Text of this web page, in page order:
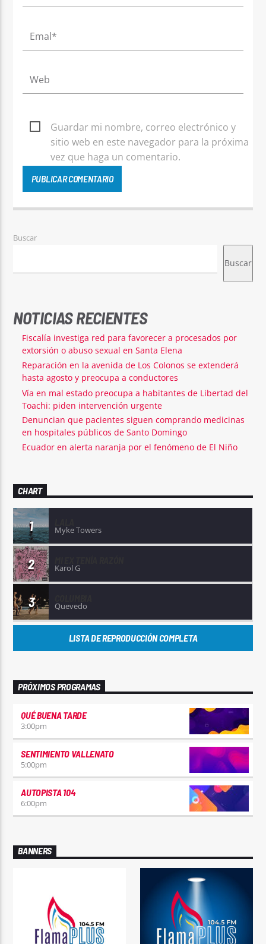
Guardar mi nombre, correo electrónico y
sitio web en este navegador para la próxima
vez que haga un comentario.
Buscar
Buscar
NOTICIAS RECIENTES
Fiscalía investiga red para favorecer a procesados por
extorsión o abuso sexual en Santa Elena
Reparación en la avenida de Los Colonos se extenderá
hasta agosto y preocupa a conductores
Vía en mal estado preocupa a habitantes de Libertad del
Toachi: piden intervención urgente
Denuncian que pacientes siguen comprando medicinas
en hospitales públicos de Santo Domingo
Ecuador en alerta naranja por el fenómeno de El Niño
CHART
1 Myke Towers
2 Karol G
3 Quevedo
LISTA DE REPRODUCCIÓN COMPLETA
PRÓXIMOS PROGRAMAS
QUÉ BUENA TARDE
3:00pm
SENTIMIENTO VALLENATO
5:00pm
AUTOPISTA 104
6:00pm
BANNERS